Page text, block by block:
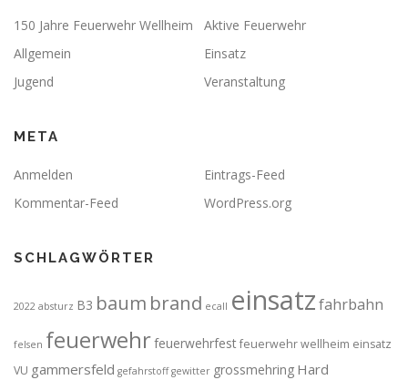
150 Jahre Feuerwehr Wellheim
Aktive Feuerwehr
Allgemein
Einsatz
Jugend
Veranstaltung
META
Anmelden
Eintrags-Feed
Kommentar-Feed
WordPress.org
SCHLAGWÖRTER
2022 absturz B3 baum brand ecall einsatzfahrbahn
felsen feuerwehrfeuerwehrfest feuerwehr wellheim einsatz
VU gammersfeld gefahrstoff gewitter grossmehring Hard